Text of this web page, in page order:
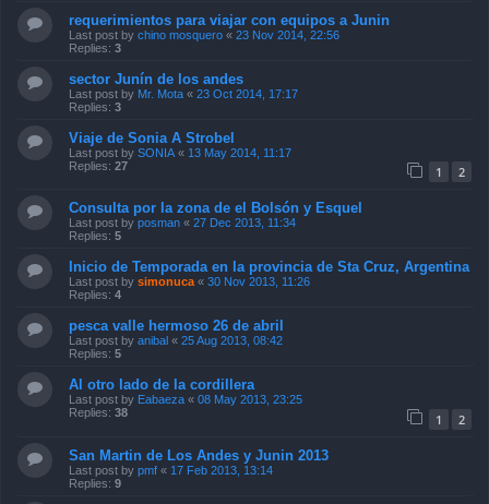
requerimientos para viajar con equipos a Junin
Last post by chino mosquero « 23 Nov 2014, 22:56
Replies: 3
sector Junín de los andes
Last post by Mr. Mota « 23 Oct 2014, 17:17
Replies: 3
Viaje de Sonia A Strobel
Last post by SONIA « 13 May 2014, 11:17
Replies: 27 1 2
Consulta por la zona de el Bolsón y Esquel
Last post by posman « 27 Dec 2013, 11:34
Replies: 5
Inicio de Temporada en la provincia de Sta Cruz, Argentina
Last post by simonuca « 30 Nov 2013, 11:26
Replies: 4
pesca valle hermoso 26 de abril
Last post by anibal « 25 Aug 2013, 08:42
Replies: 5
Al otro lado de la cordillera
Last post by Eabaeza « 08 May 2013, 23:25
Replies: 38 1 2
San Martin de Los Andes y Junin 2013
Last post by pmf « 17 Feb 2013, 13:14
Replies: 9